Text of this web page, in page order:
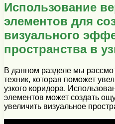
Использование
элементов для
визуального
пространства в
В данном разделе мы
техник, которая поможет
узкого коридора.
элементов может создать
увеличить визуальное